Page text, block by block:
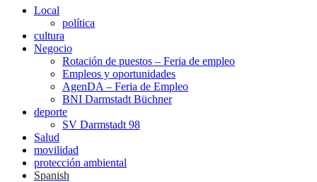
Local
política
cultura
Negocio
Rotación de puestos – Feria de empleo
Empleos y oportunidades
AgenDA – Feria de Empleo
BNI Darmstadt Büchner
deporte
SV Darmstadt 98
Salud
movilidad
protección ambiental
Spanish